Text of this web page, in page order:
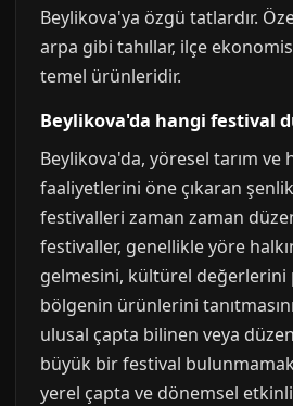
Beylikova'ya özgü tatlardır.
arpa gibi tahıllar, ilçe
temel ürünleridir.
Beylikova'da hangi festival
Beylikova'da, yöresel tarım ve
faaliyetlerini öne çıkaran
festivalleri zaman zaman
festivaller, genellikle yöre
gelmesini, kültürel değerlerini
bölgenin ürünlerini
ulusal çapta bilinen veya
büyük bir festival
yerel çapta ve dönemsel